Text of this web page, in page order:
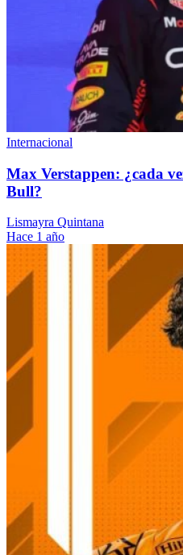
Internacional
Max Verstappen: ¿cada
Bull?
Lismayra Quintana
Hace 1 año